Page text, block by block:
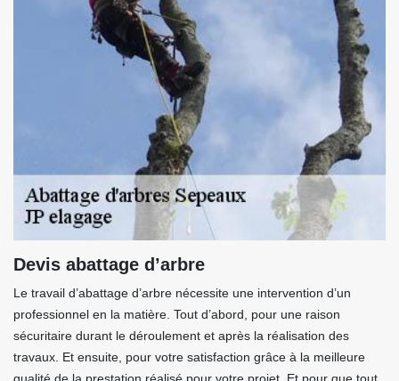
Devis abattage d’arbre
Le travail d’abattage d’arbre nécessite une intervention d’un
professionnel en la matière. Tout d’abord, pour une raison
sécuritaire durant le déroulement et après la réalisation des
travaux. Et ensuite, pour votre satisfaction grâce à la meilleure